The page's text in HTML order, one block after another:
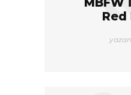
Red